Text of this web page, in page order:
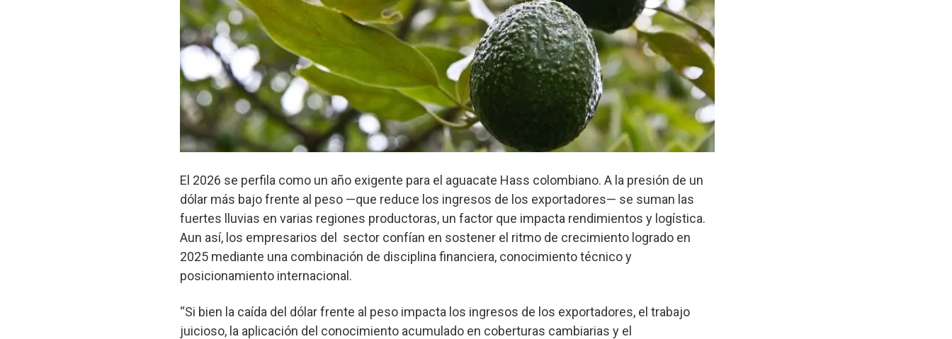
El 2026 se perfila como un año exigente para el aguacate Hass colombiano. A la presión de un
dólar más bajo frente al peso —que reduce los ingresos de los exportadores— se suman las
fuertes lluvias en varias regiones productoras, un factor que impacta rendimientos y logística.
Aun así, los empresarios del sector confían en sostener el ritmo de crecimiento logrado en
2025 mediante una combinación de disciplina financiera, conocimiento técnico y
posicionamiento internacional.
“Si bien la caída del dólar frente al peso impacta los ingresos de los exportadores, el trabajo
juicioso, la aplicación del conocimiento acumulado en coberturas cambiarias y el